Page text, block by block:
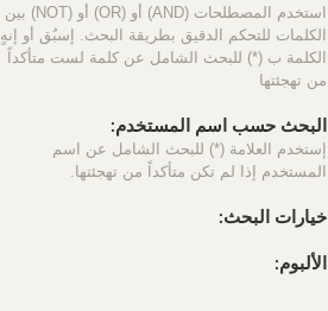
استخدم المصطلحات (AND) أو (OR) أو (NOT) بين
الكلمات للتحكم الدقيق بطريقة البحث. إسبُق أو إنهٍ
الكلمة ب (*) للبحث الشامل عن كلمة لست متأكداً
من تهجئتها
البحث حسب اسم المستخدم:
إستخدم العلامة (*) للبحث الشامل عن اسم
المستخدم إذا لم تكن متأكداً من تهجئتها.
خيارات البحث:
الألبوم: